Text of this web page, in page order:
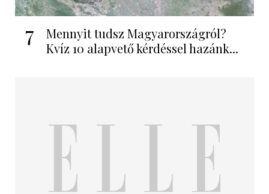
7
Mennyit tudsz Magyarországról?
Kvíz 10 alapvető kérdéssel hazánk...